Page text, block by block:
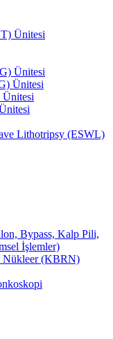
Ünitesi
Ünitesi
Ünitesi
Lithotripsy (ESWL)
Bypass, Kalp Pili,
İşlemler)
(KBRN)